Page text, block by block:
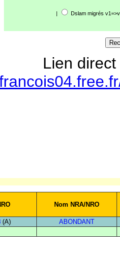
| Dslam migrés
Lien
Nom NRA/NRO
(A) ABONDANT